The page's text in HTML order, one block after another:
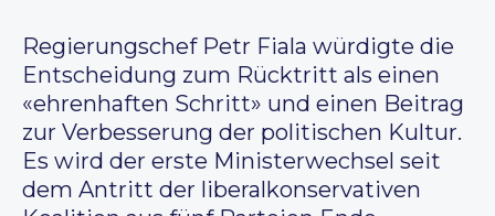
Regierungschef Petr Fiala würdigte die
Entscheidung zum Rücktritt als einen
«ehrenhaften Schritt» und einen Beitrag
zur Verbesserung der politischen Kultur.
Es wird der erste Ministerwechsel seit
dem Antritt der liberalkonservativen